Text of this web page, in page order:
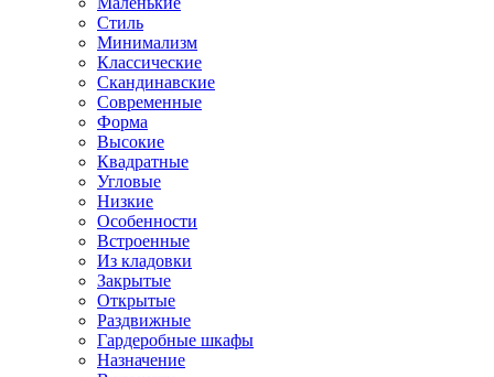
Стиль
Минимализм
Классические
Скандинавские
Современные
Форма
Высокие
Квадратные
Угловые
Низкие
Особенности
Встроенные
Из кладовки
Закрытые
Открытые
Раздвижные
Гардеробные шкафы
Назначение